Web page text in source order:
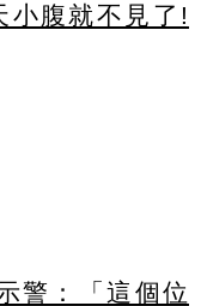
腹就不見了!
警：「這個位